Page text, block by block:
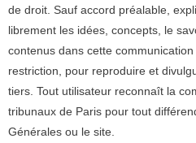
de droit. Sauf accord préalable,
librement les idées, concepts, le
contenus dans cette
restriction, pour reproduire et
tiers. Tout utilisateur reconnaît la
tribunaux de Paris pour tout
Générales ou le site.